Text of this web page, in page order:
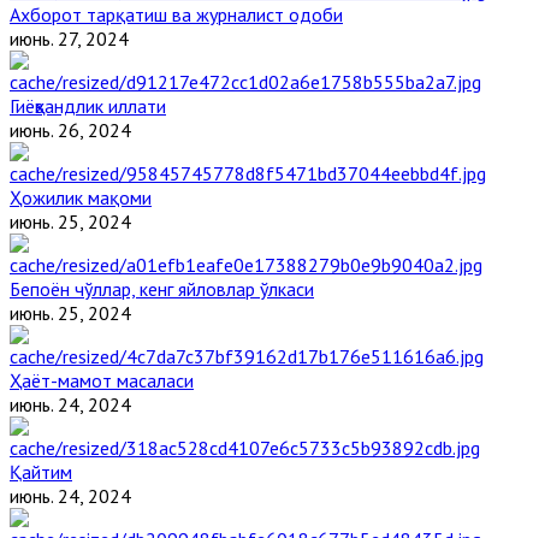
Ахборот тарқатиш ва журналист одоби
июнь. 27, 2024
Гиёҳвандлик иллати
июнь. 26, 2024
Ҳожилик мақоми
июнь. 25, 2024
Бепоён чўллар, кенг яйловлар ўлкаси
июнь. 25, 2024
Ҳаёт-мамот масаласи
июнь. 24, 2024
Қайтим
июнь. 24, 2024